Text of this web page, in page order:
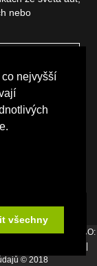
nejvyšší
všechny
nebo
Srdce Evropy s.r.o., IČO:
364 |
© 2018